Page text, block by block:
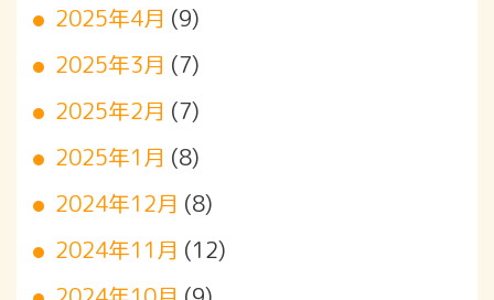
2025年4月 (9)
2025年3月 (7)
2025年2月 (7)
2025年1月 (8)
2024年12月 (8)
2024年11月 (12)